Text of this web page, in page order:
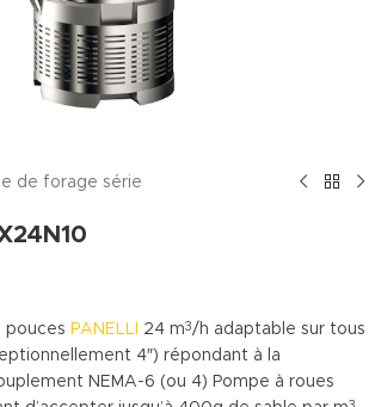
de forage série
pouces PANELLI 24 m3/h adaptable sur tous
4″) répondant à la
NEMA-6 (ou 4) Pompe à roues